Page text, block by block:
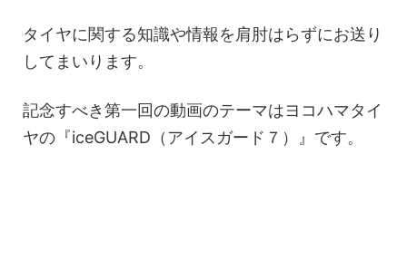
タイヤに関する知識や情報を肩肘はらずにお送り
してまいります。
記念すべき第一回の動画のテーマはヨコハマタイ
ヤの『iceGUARD（アイスガード７）』です。